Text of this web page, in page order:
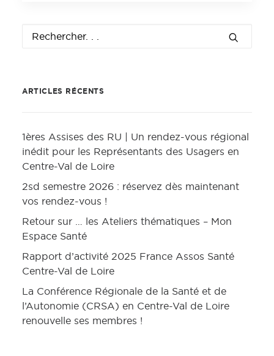
ARTICLES RÉCENTS
1ères Assises des RU | Un rendez-vous régional
inédit pour les Représentants des Usagers en
Centre-Val de Loire
2sd semestre 2026 : réservez dès maintenant
vos rendez-vous !
Retour sur … les Ateliers thématiques – Mon
Espace Santé
Rapport d’activité 2025 France Assos Santé
Centre-Val de Loire
La Conférence Régionale de la Santé et de
l’Autonomie (CRSA) en Centre-Val de Loire
renouvelle ses membres !